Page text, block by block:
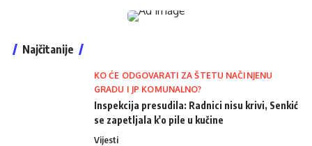
Najčitanije
KO ĆE ODGOVARATI ZA ŠTETU NAČINJENU
GRADU I JP KOMUNALNO?
Inspekcija presudila: Radnici nisu krivi, Senkić
se zapetljala k'o pile u kučine
Vijesti